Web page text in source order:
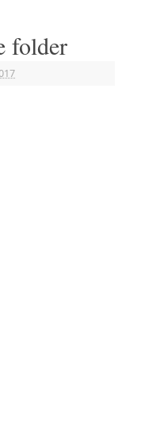
folder